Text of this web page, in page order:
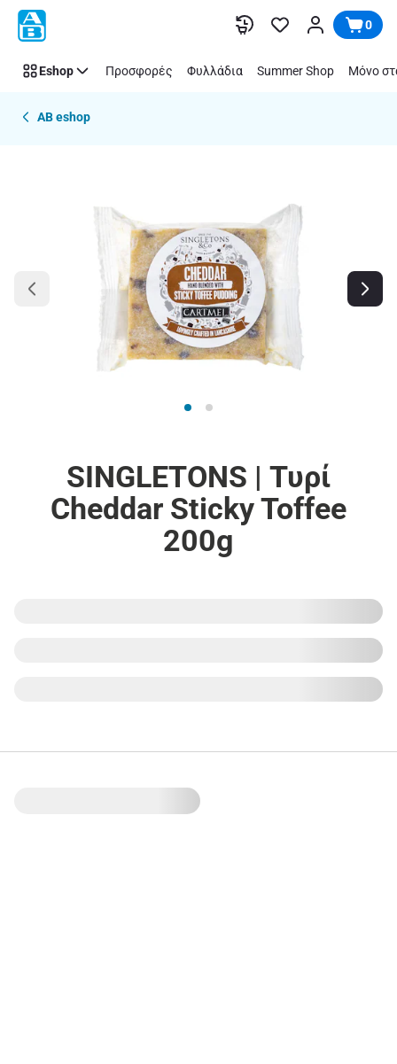
Παράλειψη 0
Eshop Προσφορές Φυλλάδια Summer Shop Μόνο
AB eshop
SINGLETONS | Τυρί
Cheddar Sticky Toffee
200g